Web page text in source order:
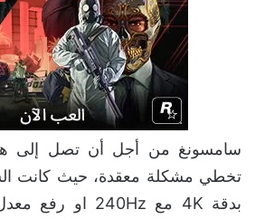
سامسونغ من أجل أن تصل إلى هذا
تخطي مشكلة معقدة، حيث كانت